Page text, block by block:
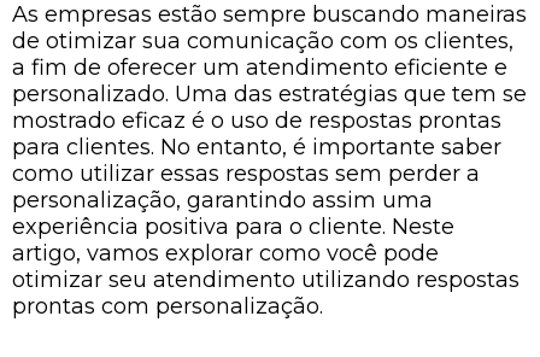
As empresas estão sempre buscando maneiras
de otimizar sua comunicação com os clientes,
a fim de oferecer um atendimento eficiente e
personalizado. Uma das estratégias que tem se
mostrado eficaz é o uso de respostas prontas
para clientes. No entanto, é importante saber
como utilizar essas respostas sem perder a
personalização, garantindo assim uma
experiência positiva para o cliente. Neste
artigo, vamos explorar como você pode
otimizar seu atendimento utilizando respostas
prontas com personalização.